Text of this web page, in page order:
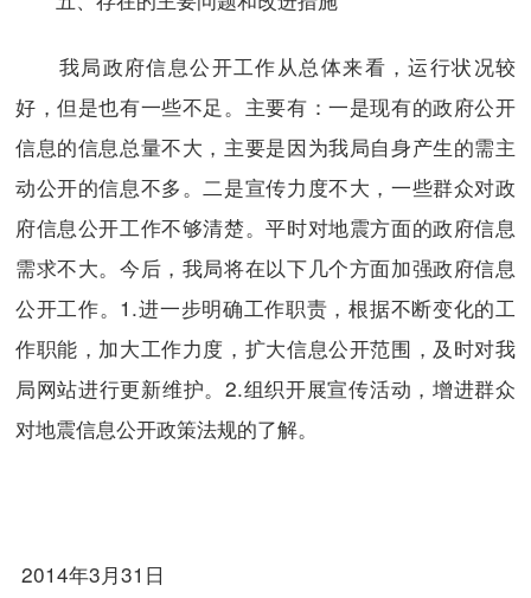
我局政府信息公开工作从总体来看，运行状况较
好，但是也有一些不足。主要有：一是现有的政府公开
信息的信息总量不大，主要是因为我局自身产生的需主
动公开的信息不多。二是宣传力度不大，一些群众对政
府信息公开工作不够清楚。平时对地震方面的政府信息
需求不大。今后，我局将在以下几个方面加强政府信息
公开工作。1.进一步明确工作职责，根据不断变化的工
作职能，加大工作力度，扩大信息公开范围，及时对我
局网站进行更新维护。2.组织开展宣传活动，增进群众
对地震信息公开政策法规的了解。
2014年3月31日